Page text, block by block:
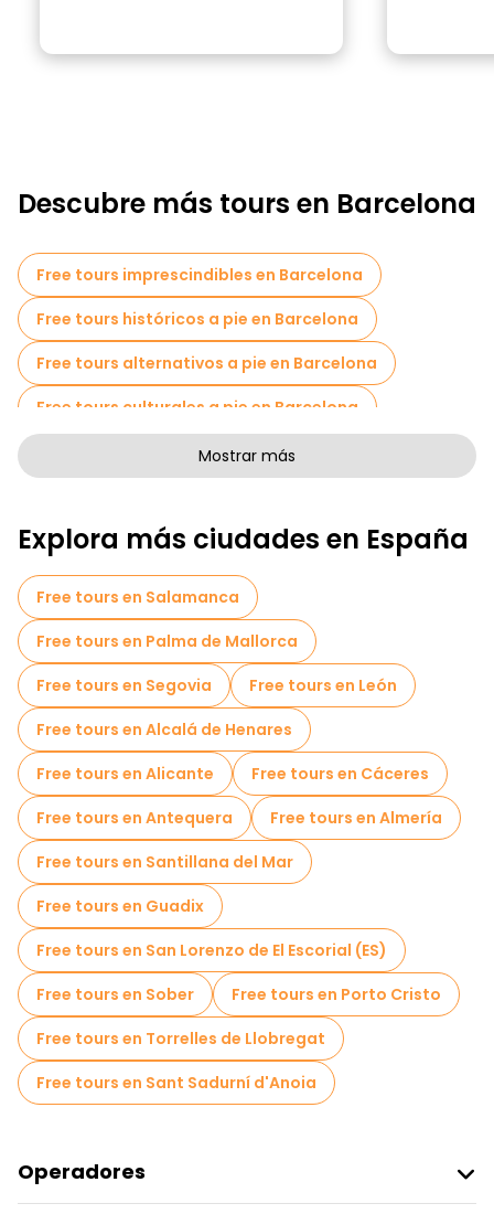
Descubre más tours en Barcelona
Free tours imprescindibles en Barcelona
Free tours históricos a pie en Barcelona
Free tours alternativos a pie en Barcelona
Free tours culturales a pie en Barcelona
Free tours de arte a pie en Barcelona
Tours de Pub Crawl en Barcelona
Actividades deportivas en Barcelona
Free Tours de Gaudí y el Modernismo en Barcelona
Tours autoguiados en Barcelona
Juegos de escape en Barcelona
Tours fotográficos en Barcelona
Cruceros en Barcelona
Free Tour Leyendas y Misterios de Barcelona
Museos en Barcelona
Tours gratis de graffiti en Barcelona
Free tour por el casco antiguo en Barcelona
Tours mercados en Barcelona
Tours de degustación locales en Barcelona
Tours en bicicleta en Barcelona
Mostrar más
Explora más ciudades en España
Free tours en Salamanca
Free tours en Palma de Mallorca
Free tours en Segovia
Free tours en León
Free tours en Alcalá de Henares
Free tours en Alicante
Free tours en Cáceres
Free tours en Antequera
Free tours en Almería
Free tours en Santillana del Mar
Free tours en Guadix
Free tours en San Lorenzo de El Escorial (ES)
Free tours en Sober
Free tours en Porto Cristo
Free tours en Torrelles de Llobregat
Free tours en Sant Sadurní d'Anoia
Operadores